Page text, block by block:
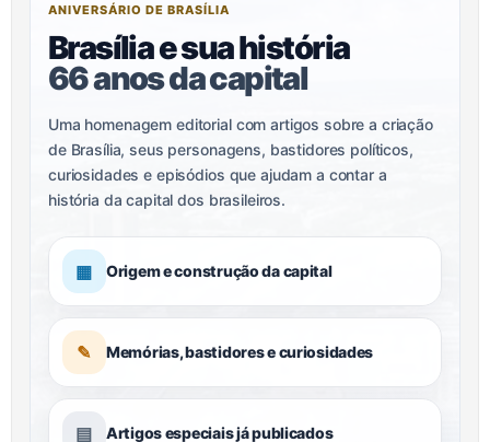
ANIVERSÁRIO DE BRASÍLIA
Brasília e sua história
66 anos da capital
Uma homenagem editorial com artigos sobre a criação
de Brasília, seus personagens, bastidores políticos,
curiosidades e episódios que ajudam a contar a
história da capital dos brasileiros.
▦ Origem e construção da capital
✎ Memórias, bastidores e curiosidades
▤ Artigos especiais já publicados